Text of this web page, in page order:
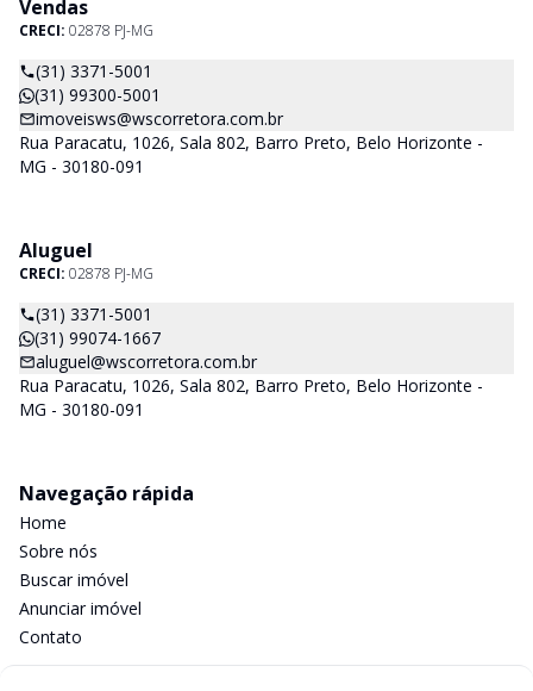
Vendas
CRECI: 02878 PJ-MG
(31) 3371-5001
(31) 99300-5001
imoveisws@wscorretora.com.br
Rua Paracatu, 1026, Sala 802, Barro Preto, Belo Horizonte -
MG - 30180-091
Aluguel
CRECI: 02878 PJ-MG
(31) 3371-5001
(31) 99074-1667
aluguel@wscorretora.com.br
Rua Paracatu, 1026, Sala 802, Barro Preto, Belo Horizonte -
MG - 30180-091
Navegação rápida
Home
Sobre nós
Buscar imóvel
Anunciar imóvel
Contato